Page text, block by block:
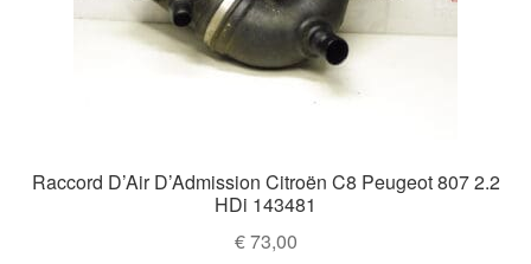
Raccord D’Air D’Admission Citroën C8 Peugeot 807 2.2
HDi 143481
€73,00